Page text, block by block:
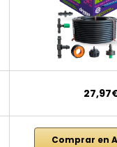
Comprar en